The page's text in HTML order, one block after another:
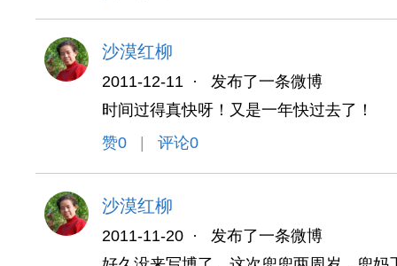
沙漠红柳
2011-12-11 ·
发布了一条微博
时间过得真快呀！又是一年快过去了！
赞0 评论0
沙漠红柳
2011-11-20 ·
发布了一条微博